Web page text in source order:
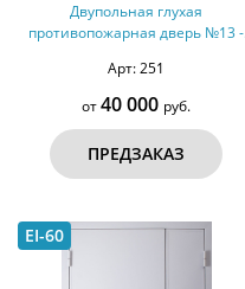
Двупольная глухая
противопожарная дверь №13 -
Арт: 251
от40 000 руб.
ПРЕДЗАКАЗ
EI-60